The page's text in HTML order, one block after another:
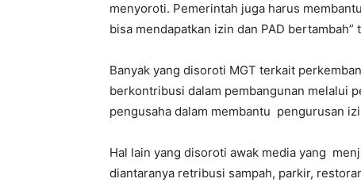
menyoroti. Pemerintah juga harus
bisa mendapatkan izin dan PAD bertambah”
Banyak yang disoroti MGT terkait
berkontribusi dalam pembangunan melalui
pengusaha dalam membantu pengurusan
Hal lain yang disoroti awak media yang
diantaranya retribusi sampah, parkir,